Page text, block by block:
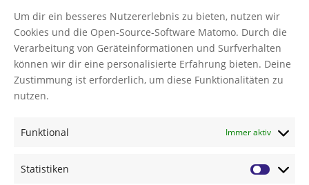
Um dir ein besseres Nutzererlebnis zu bieten, nutzen wir
Cookies und die Open-Source-Software Matomo. Durch die
Verarbeitung von Geräteinformationen und Surfverhalten
können wir dir eine personalisierte Erfahrung bieten. Deine
Zustimmung ist erforderlich, um diese Funktionalitäten zu
nutzen.
Funktional Immer aktiv
Statistiken
Datenschutz
Cookies verwalten
AGB
Impressum
NEWS
TI-Messenger Modellregion Würzburg: Innovation für
das Gesundheitswesen